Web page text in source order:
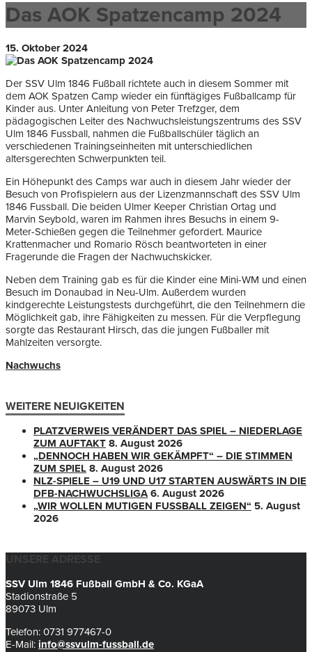
Das AOK Spatzencamp 2024
15. Oktober 2024
Der SSV Ulm 1846 Fußball richtete auch in diesem Sommer mit
dem AOK Spatzen Camp wieder ein fünftägiges Fußballcamp für
Kinder aus. Unter Anleitung von Peter Trefzger, dem
pädagogischen Leiter des Nachwuchsleistungszentrums des SSV
Ulm 1846 Fussball, nahmen die Fußballschüler täglich an
verschiedenen Trainingseinheiten mit unterschiedlichen
altersgerechten Schwerpunkten teil.
Ein Höhepunkt des Camps war auch in diesem Jahr wieder der
Besuch von Profispielern aus der Lizenzmannschaft des SSV Ulm
1846 Fussball. Die beiden Ulmer Keeper Christian Ortag und
Marvin Seybold, waren im Rahmen ihres Besuchs in einem 9-
Meter-Schießen gegen die Teilnehmer gefordert. Maurice
Krattenmacher und Romario Rösch beantworteten in einer
Fragerunde die Fragen der Nachwuchskicker.
Neben dem Training gab es für die Kinder eine Mini-WM und einen
Besuch im Donaubad in Neu-Ulm. Außerdem wurden
kindgerechte Leistungstests durchgeführt, die den Teilnehmern die
Möglichkeit gab, ihre Fähigkeiten zu messen. Für die Verpflegung
sorgte das Restaurant Hirsch, das die jungen Fußballer mit
Mahlzeiten versorgte.
Nachwuchs
WEITERE NEUIGKEITEN
PLATZVERWEIS VERÄNDERT DAS SPIEL – NIEDERLAGE
ZUM AUFTAKT 8. August 2026
„DENNOCH HABEN WIR GEKÄMPFT“ – DIE STIMMEN
ZUM SPIEL 8. August 2026
NLZ-SPIELE – U19 UND U17 STARTEN AUSWÄRTS IN DIE
DFB-NACHWUCHSLIGA 6. August 2026
„WIR WOLLEN MUTIGEN FUSSBALL ZEIGEN“
5. August
2026
UNSERE ADRESSE
SSV Ulm 1846 Fußball GmbH & Co. KGaA
Stadionstraße 5
89073 Ulm
Telefon: 0731 977467-0
E-Mail: info@ssvulm-fussball.de